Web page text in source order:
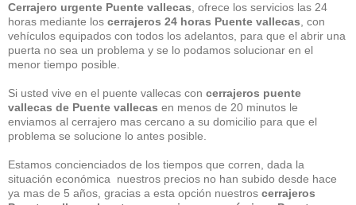
Cerrajero urgente Puente vallecas , ofrece los servicios las 24
horas mediante los cerrajeros 24 horas Puente vallecas , con
vehículos equipados con todos los adelantos, para que el abrir una
puerta no sea un problema y se lo podamos solucionar en el
menor tiempo posible.
Si usted vive en el puente vallecas con cerrajeros puente
vallecas de Puente vallecas en menos de 20 minutos le
enviamos al cerrajero mas cercano a su domicilio para que el
problema se solucione lo antes posible.
Estamos concienciados de los tiempos que corren, dada la
situación económica nuestros precios no han subido desde hace
ya mas de 5 años, gracias a esta opción nuestros cerrajeros